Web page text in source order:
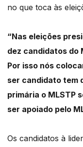
no que toca às
“Nas eleições
dez candidatos do
Por isso nós
ser candidato tem
primária o MLSTP
ser apoiado pelo
Os candidatos à